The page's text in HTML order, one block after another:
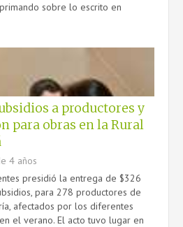
sobre lo escrito en
a productores y
para obras en la Rural
4 años
presidió la entrega de $326
para 278 productores de
afectados por los diferentes
el verano. El acto tuvo lugar en